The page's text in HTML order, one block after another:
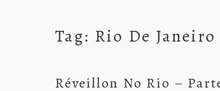
Tag: Rio De Janeiro
Réveillon No Rio –